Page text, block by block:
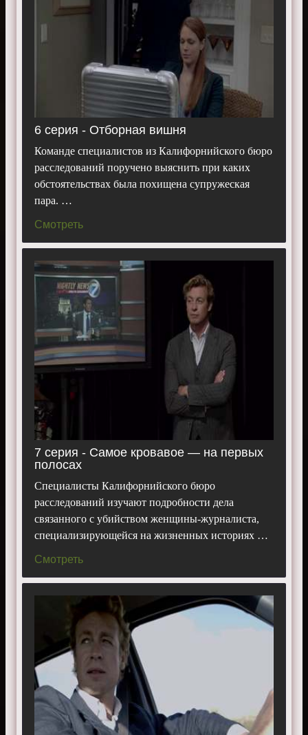
6 серия - Отборная вишня
Команде специалистов из Калифорнийского бюро
расследований поручено выяснить при каких
обстоятельствах была похищена супружеская
пара. …
Смотреть
7 серия - Самое кровавое — на первых
полосах
Специалисты Калифорнийского бюро
расследований изучают подробности дела
связанного с убийством женщины-журналиста,
специализирующейся на жизненных историях …
Смотреть